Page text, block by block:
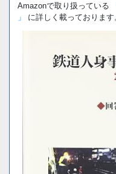
Amazonで取り扱っている
」
に詳しく載っております